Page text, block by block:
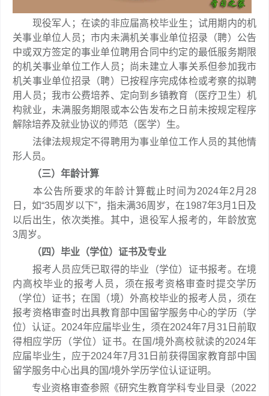
现役军人；在读的非应届高校毕业生；试用期内的机
关事业单位人员；市内未满机关事业单位招录（聘）公告
中或双方签定的事业单位聘用合同中约定的最低服务期限
的机关事业单位工作人员；尚未建立人事关系但参加我市
机关事业单位招录（聘）已按程序完成体检或考察的拟聘
用人员；我市公费培养、定向到乡镇教育（医疗卫生）机
构就业，未满服务期限或本公告发布之日前未按规定程序
解除培养及就业协议的师范（医学）生。
法律法规规定不得聘用为事业单位工作人员的其他情
形人员。
（三）年龄计算
本公告所要求的年龄计算截止时间为2024年2月28
日，如“35周岁以下”，指未满36周岁，在1987年3月1日及
以后出生，依次类推。其中，退役军人报考的，年龄放宽
3周岁。
（四）毕业（学位）证书及专业
报考人员应凭已取得的毕业（学位）证书报考。在境
内高校毕业的报考人员，须在报考资格审查时提交学历
（学位）证书；在国（境）外高校毕业的报考人员，须在
报考资格审查时出具教育部中国留学服务中心的学历（学
位）认证。2024年应届毕业生，须在2024年7月31日前取
得相应学历（学位）证书。在国/境外高校就读的2024年
应届毕业生，应于2024年7月31日前获得国家教育部中国
留学服务中心出具的国/境外学历学位认证证明。
专业资格审查参照《研究生教育学科专业目录（2022